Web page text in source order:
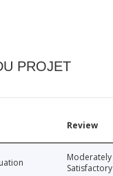
PROJET
Review
Moderately
Satisfactory